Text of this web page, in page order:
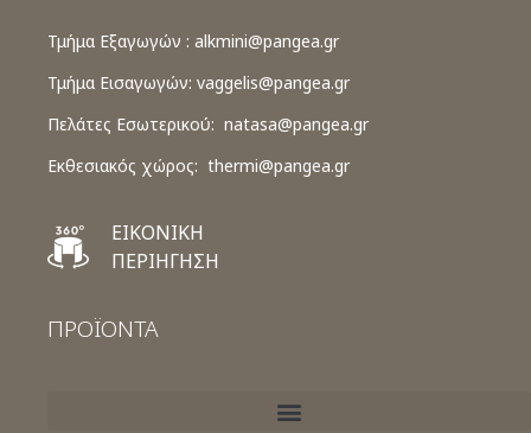
Τμήμα Εξαγωγών : alkmini@pangea.gr
Τμήμα Εισαγωγών: vaggelis@pangea.gr
Πελάτες Εσωτερικού: natasa@pangea.gr
Εκθεσιακός χώρος: thermi@pangea.gr
ΕΙΚΟΝΙΚΗ
ΠΕΡΙΗΓΗΣΗ
ΠΡΟΪΟΝΤΑ